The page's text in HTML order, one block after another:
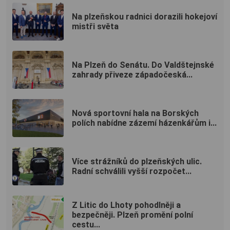
Na plzeňskou radnici dorazili hokejoví
mistři světa
Na Plzeň do Senátu. Do Valdštejnské
zahrady přiveze západočeská...
Nová sportovní hala na Borských
polích nabídne zázemí házenkářům i...
Více strážníků do plzeňských ulic.
Radní schválili vyšší rozpočet...
Z Litic do Lhoty pohodlněji a
bezpečněji. Plzeň promění polní
cestu...